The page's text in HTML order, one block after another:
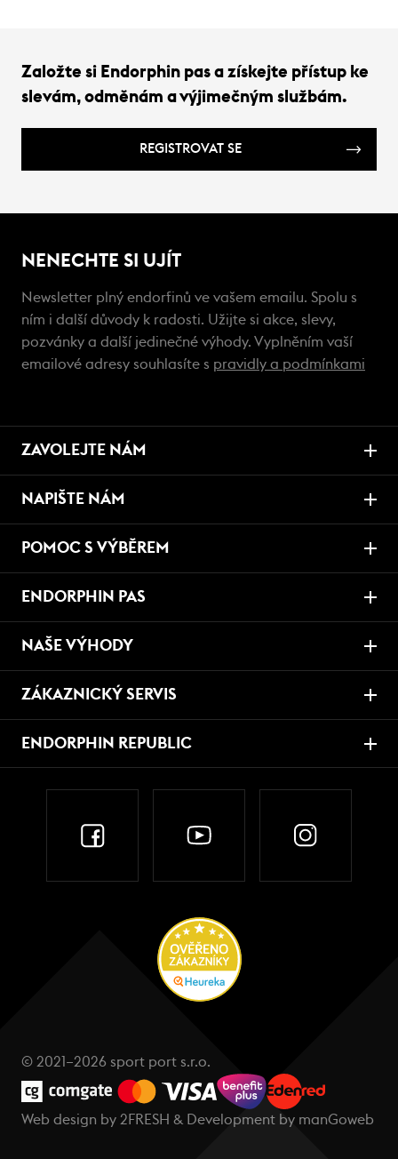
Založte si Endorphin pas a získejte přístup ke
slevám, odměnám a výjimečným službám.
REGISTROVAT SE
NENECHTE SI UJÍT
Newsletter plný endorfinů ve vašem emailu. Spolu s
ním i další důvody k radosti. Užijte si akce, slevy,
pozvánky a další jedinečné výhody. Vyplněním vaší
emailové adresy souhlasíte s pravidly a podmínkami
ZAVOLEJTE NÁM
NAPIŠTE NÁM
POMOC S VÝBĚREM
ENDORPHIN PAS
NAŠE VÝHODY
ZÁKAZNICKÝ SERVIS
ENDORPHIN REPUBLIC
© 2021–2026 sport port s.r.o.
Web design by 2FRESH & Development by manGoweb